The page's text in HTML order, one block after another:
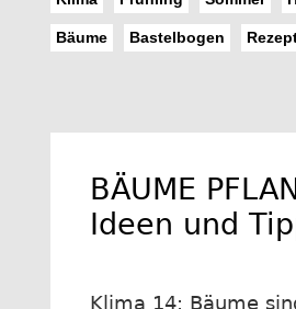
Bäume Bastelbogen
BÄUME
Ideen und
Klima 14: Bäume